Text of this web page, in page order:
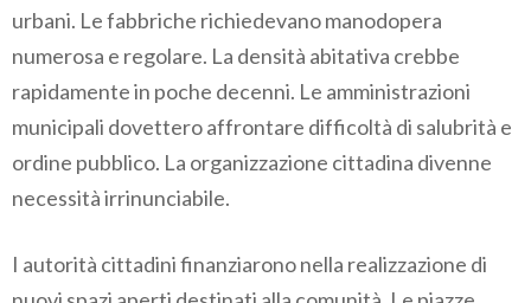
urbani. Le fabbriche richiedevano manodopera
numerosa e regolare. La densità abitativa crebbe
rapidamente in poche decenni. Le amministrazioni
municipali dovettero affrontare difficoltà di salubrità e
ordine pubblico. La organizzazione cittadina divenne
necessità irrinunciabile.
I autorità cittadini finanziarono nella realizzazione di